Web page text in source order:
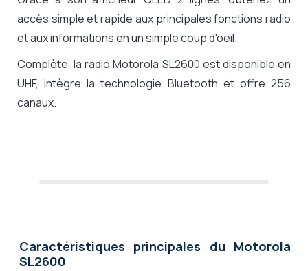
accès simple et rapide aux principales fonctions radio
et aux informations en un simple coup d'oeil.
Complète, la radio Motorola SL2600 est disponible en
UHF, intègre la technologie Bluetooth et offre 256
canaux.
Caractéristiques principales du Motorola
SL2600